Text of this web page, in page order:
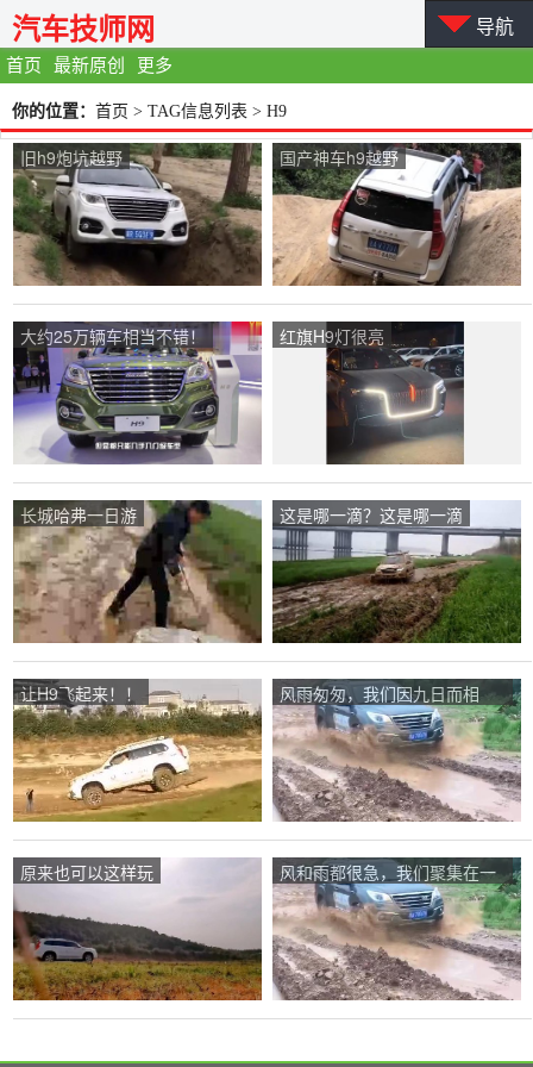
首页 最新原创 更多
汽车技师网 导航
你的位置： 首页 > TAG信息列表 > H9
旧h9炮坑越野 国产神车h9越野
大约25万辆车相当不错！ 红旗H9灯很亮
长城哈弗一日游 这是哪一滴？这是哪一滴
让H9飞起来！！
风雨匆匆，我们因九日而相
聚。
原来也可以这样玩
风和雨都很急，我们聚集在一
起是因为第九天。